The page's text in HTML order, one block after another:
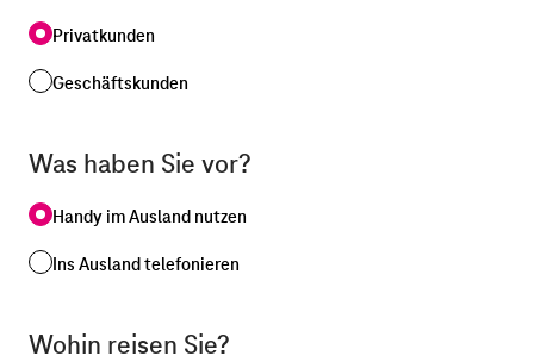
Privatkunden
Geschäftskunden
Was haben Sie vor?
Handy im Ausland nutzen
Ins Ausland telefonieren
Wohin reisen Sie?